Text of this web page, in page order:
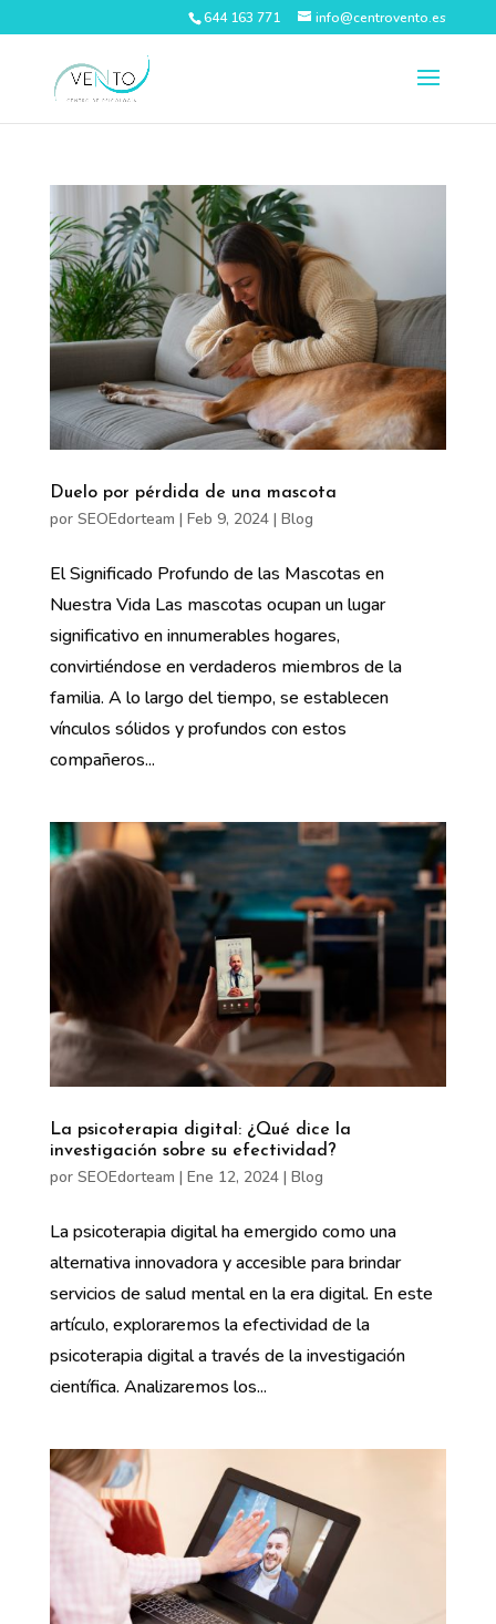
644 163 771 info@centrovento.es
Duelo por pérdida de una mascota
por SEOEdorteam | Feb 9, 2024| Blog
El Significado Profundo de las Mascotas en
Nuestra Vida Las mascotas ocupan un lugar
significativo en innumerables hogares,
convirtiéndose en verdaderos miembros de la
familia. A lo largo del tiempo, se establecen
vínculos sólidos y profundos con estos
compañeros...
La psicoterapia digital: ¿Qué dice la
investigación sobre su efectividad?
por SEOEdorteam | Ene 12, 2024| Blog
La psicoterapia digital ha emergido como una
alternativa innovadora y accesible para brindar
servicios de salud mental en la era digital. En este
artículo, exploraremos la efectividad de la
psicoterapia digital a través de la investigación
científica. Analizaremos los...